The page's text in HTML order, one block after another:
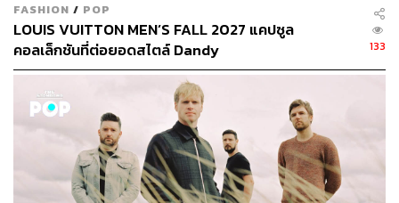
FASHION / POP
LOUIS VUITTON MEN’S FALL 2027 แคปซูล
คอลเล็กชันที่ต่อยอดสไตล์ Dandy
133